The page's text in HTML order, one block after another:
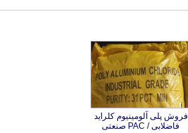
فروش پلی آلومینیوم کلراید
فاضلابی / PAC صنعتی